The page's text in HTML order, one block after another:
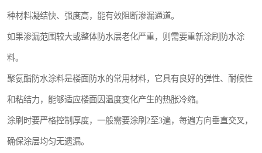
种材料凝结快、强度高，能有效阻断渗漏通道。
如果渗漏范围较大或整体防水层老化严重，则需要重新涂刷防水涂
料。
聚氨酯防水涂料是楼面防水的常用材料，它具有良好的弹性、耐候性
和粘结力，能够适应楼面因温度变化产生的热胀冷缩。
涂刷时要严格控制厚度，一般需要涂刷2至3遍，每遍方向垂直交叉，
确保涂层均匀无遗漏。